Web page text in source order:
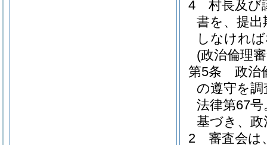
4
村長及び
書を、提
しなけれ
(政治倫理
第5条
政治
の遵守を
法律第67
基づき、
2
審査会は